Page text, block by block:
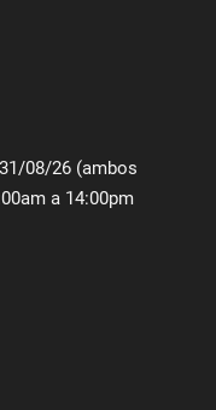
08/26 (ambos
a 14:00pm